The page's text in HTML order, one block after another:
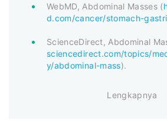
WebMD, Abdominal Masses (
d.com/cancer/stomach-
ScienceDirect, Abdominal
sciencedirect.com/topics/
y/abdominal-mass).
Lengkapnya